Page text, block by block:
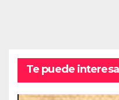
Te puede